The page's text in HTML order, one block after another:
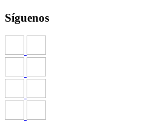
Síguenos